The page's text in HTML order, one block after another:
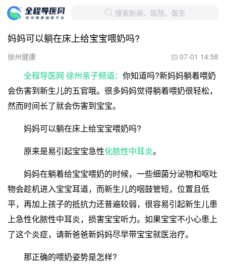
 搜索新闻、医院、医生
妈妈可以躺在床上给宝宝喂奶吗?
徐州健康  07-01 14:58
全程导医网 徐州亲子频道： 你知道吗?新妈妈躺着喂奶
会伤害到新生儿的五官哦。很多妈妈觉得躺着喂奶很轻松，
然而时间长了就会伤害到宝宝。
妈妈可以躺在床上给宝宝喂奶吗?
原来是易引起宝宝急性化脓性中耳炎。
妈妈在躺着给宝宝喂奶的时候，一些细菌分泌物和呕吐
物会趁机进入宝宝耳道，而新生儿的咽鼓管短，位置且低
平，再加上孩子的抵抗力还普遍较弱，很容易引起新生儿患
上急性化脓性中耳炎，损害宝宝听力。如果宝宝不小心患上
了这个炎症，请新爸爸新妈妈尽早带宝宝就医治疗。
那正确的喂奶姿势是怎样?